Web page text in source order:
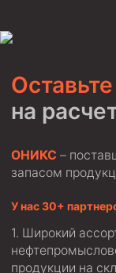
на
ОНИКС –
запасом
У нас 30+
Широкий
продукции на